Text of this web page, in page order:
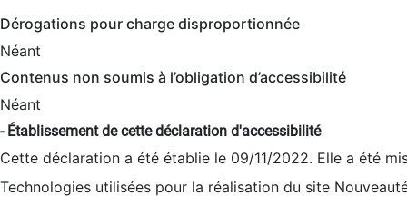
Dérogations pour charge disproportionnée
Néant
Contenus non soumis à l’obligation d’accessibilité
Néant
- Établissement de cette déclaration d'accessibilité
Cette déclaration a été établie le 09/11/2022. Elle a été
Technologies utilisées pour la réalisation du site